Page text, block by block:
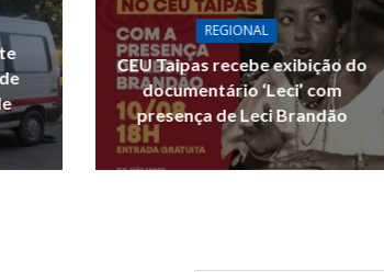
REGIONAL
CEU Taipas recebe exibição do
documentário ‘Leci’ com
presença de Leci Brandão